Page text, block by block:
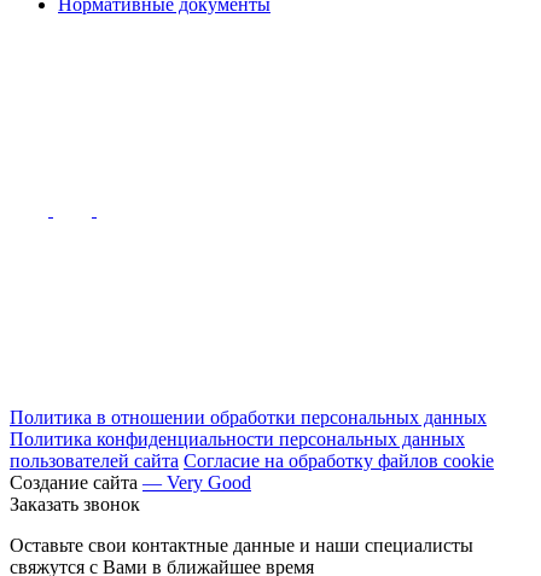
Политика в отношении обработки персональных данных
Политика конфиденциальности персональных данных
пользователей сайта Согласие на обработку файлов cookie
Создание сайта — Very Good
Заказать звонок
Оставьте свои контактные данные и наши специалисты
свяжутся с Вами в ближайшее время